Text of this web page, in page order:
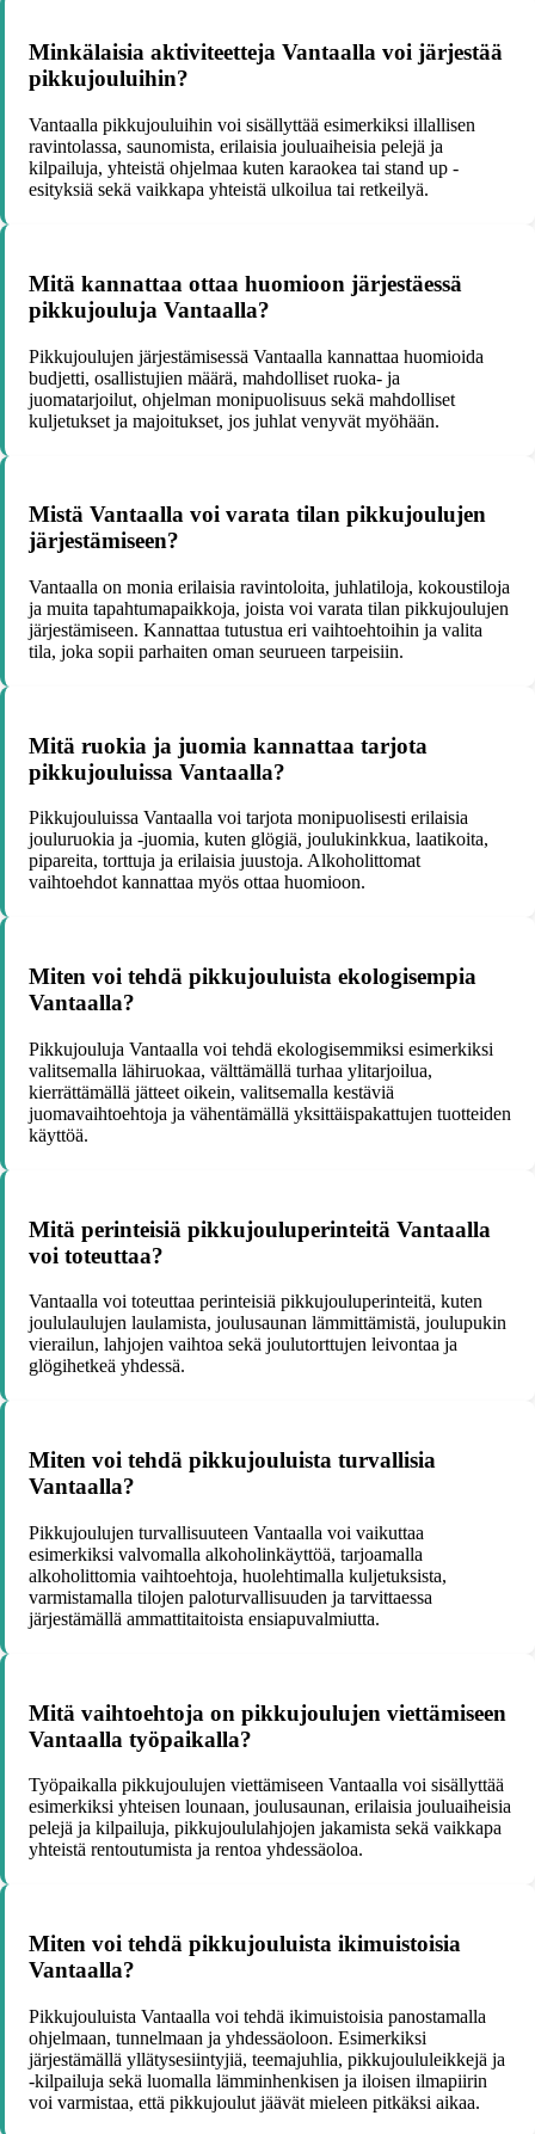
Minkälaisia aktiviteetteja Vantaalla voi järjestää
pikkujouluihin?
Vantaalla pikkujouluihin voi sisällyttää esimerkiksi illallisen
ravintolassa, saunomista, erilaisia jouluaiheisia pelejä ja
kilpailuja, yhteistä ohjelmaa kuten karaokea tai stand up -
esityksiä sekä vaikkapa yhteistä ulkoilua tai retkeilyä.
Mitä kannattaa ottaa huomioon järjestäessä
pikkujouluja Vantaalla?
Pikkujoulujen järjestämisessä Vantaalla kannattaa huomioida
budjetti, osallistujien määrä, mahdolliset ruoka- ja
juomatarjoilut, ohjelman monipuolisuus sekä mahdolliset
kuljetukset ja majoitukset, jos juhlat venyvät myöhään.
Mistä Vantaalla voi varata tilan pikkujoulujen
järjestämiseen?
Vantaalla on monia erilaisia ravintoloita, juhlatiloja, kokoustiloja
ja muita tapahtumapaikkoja, joista voi varata tilan pikkujoulujen
järjestämiseen. Kannattaa tutustua eri vaihtoehtoihin ja valita
tila, joka sopii parhaiten oman seurueen tarpeisiin.
Mitä ruokia ja juomia kannattaa tarjota
pikkujouluissa Vantaalla?
Pikkujouluissa Vantaalla voi tarjota monipuolisesti erilaisia
jouluruokia ja -juomia, kuten glögiä, joulukinkkua, laatikoita,
pipareita, torttuja ja erilaisia juustoja. Alkoholittomat
vaihtoehdot kannattaa myös ottaa huomioon.
Miten voi tehdä pikkujouluista ekologisempia
Vantaalla?
Pikkujouluja Vantaalla voi tehdä ekologisemmiksi esimerkiksi
valitsemalla lähiruokaa, välttämällä turhaa ylitarjoilua,
kierrättämällä jätteet oikein, valitsemalla kestäviä
juomavaihtoehtoja ja vähentämällä yksittäispakattujen tuotteiden
käyttöä.
Mitä perinteisiä pikkujouluperinteitä Vantaalla
voi toteuttaa?
Vantaalla voi toteuttaa perinteisiä pikkujouluperinteitä, kuten
joululaulujen laulamista, joulusaunan lämmittämistä, joulupukin
vierailun, lahjojen vaihtoa sekä joulutorttujen leivontaa ja
glögihetkeä yhdessä.
Miten voi tehdä pikkujouluista turvallisia
Vantaalla?
Pikkujoulujen turvallisuuteen Vantaalla voi vaikuttaa
esimerkiksi valvomalla alkoholinkäyttöä, tarjoamalla
alkoholittomia vaihtoehtoja, huolehtimalla kuljetuksista,
varmistamalla tilojen paloturvallisuuden ja tarvittaessa
järjestämällä ammattitaitoista ensiapuvalmiutta.
Mitä vaihtoehtoja on pikkujoulujen viettämiseen
Vantaalla työpaikalla?
Työpaikalla pikkujoulujen viettämiseen Vantaalla voi sisällyttää
esimerkiksi yhteisen lounaan, joulusaunan, erilaisia jouluaiheisia
pelejä ja kilpailuja, pikkujoululahjojen jakamista sekä vaikkapa
yhteistä rentoutumista ja rentoa yhdessäoloa.
Miten voi tehdä pikkujouluista ikimuistoisia
Vantaalla?
Pikkujouluista Vantaalla voi tehdä ikimuistoisia panostamalla
ohjelmaan, tunnelmaan ja yhdessäoloon. Esimerkiksi
järjestämällä yllätysesiintyjiä, teemajuhlia, pikkujoululeikkejä ja
-kilpailuja sekä luomalla lämminhenkisen ja iloisen ilmapiirin
voi varmistaa, että pikkujoulut jäävät mieleen pitkäksi aikaa.